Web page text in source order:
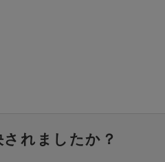
れましたか？